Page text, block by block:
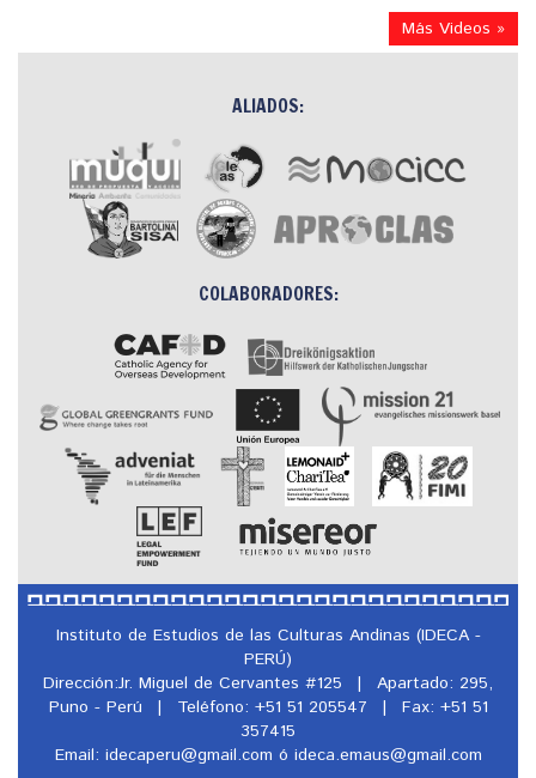
Más Videos »
ALIADOS:
COLABORADORES:
Instituto de Estudios de las Culturas Andinas (IDECA -
PERÚ)
Dirección:Jr. Miguel de Cervantes #125
|
Apartado: 295,
Puno - Perú
| Teléfono: +51 51 205547 |
Fax: +51 51
357415
Email: idecaperu@gmail.com ó ideca.emaus@gmail.com